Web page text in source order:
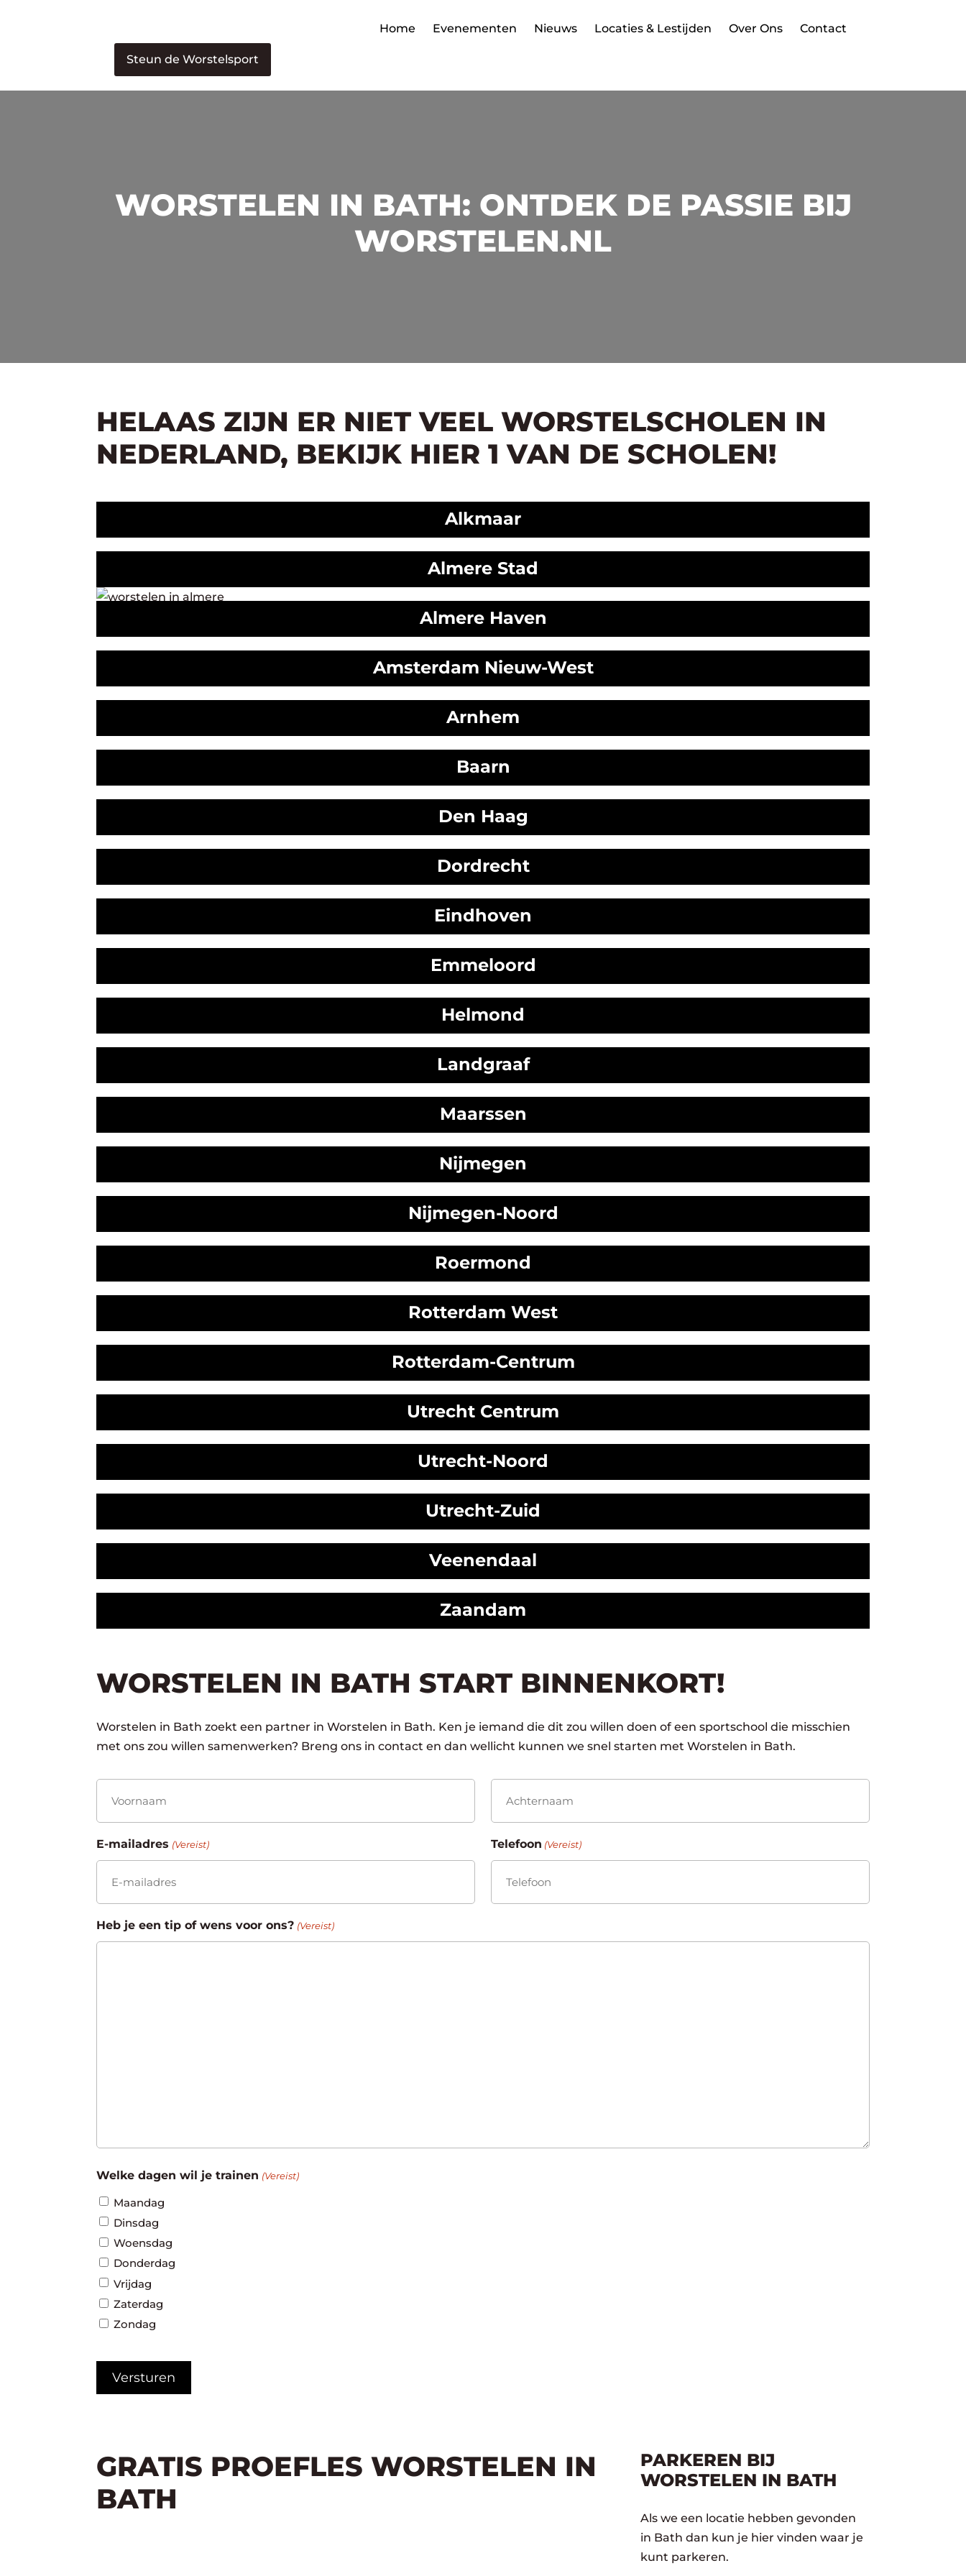
Home Evenementen Nieuws Locaties & Lestijden Over Ons Contact
Steun de Worstelsport
WORSTELEN IN BATH: ONTDEK DE PASSIE BIJ
WORSTELEN.NL
HELAAS ZIJN ER NIET VEEL WORSTELSCHOLEN IN
NEDERLAND, BEKIJK HIER 1 VAN DE SCHOLEN!
Alkmaar
Almere Stad
Almere Haven
Amsterdam Nieuw-West
Arnhem
Baarn
Den Haag
Dordrecht
Eindhoven
Emmeloord
Helmond
Landgraaf
Maarssen
Nijmegen
Nijmegen-Noord
Roermond
Rotterdam West
Rotterdam-Centrum
Utrecht Centrum
Utrecht-Noord
Utrecht-Zuid
Veenendaal
Zaandam
WORSTELEN IN BATH START BINNENKORT!
Worstelen in Bath zoekt een partner in Worstelen in Bath. Ken je iemand die dit zou willen doen of een sportschool die misschien
met ons zou willen samenwerken? Breng ons in contact en dan wellicht kunnen we snel starten met Worstelen in Bath.
(Vereist)
Voornaam
E-mailadres (Vereist) Telefoon (Vereist)
Heb je een tip of wens voor ons? (Vereist)
Welke dagen wil je trainen (Vereist)
Maandag
Dinsdag
Woensdag
Donderdag
Vrijdag
Zaterdag
Zondag
GRATIS PROEFLES WORSTELEN IN
BATH
PARKEREN BIJ
WORSTELEN IN BATH
Als we een locatie hebben gevonden
in Bath dan kun je hier vinden waar je
kunt parkeren.